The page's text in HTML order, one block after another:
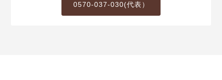
0570-037-030(代表）